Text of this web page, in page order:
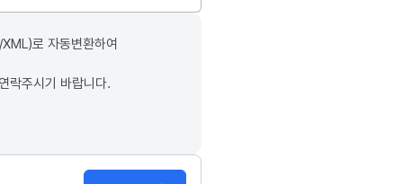
로 자동변환하여
락주시기 바랍니다.